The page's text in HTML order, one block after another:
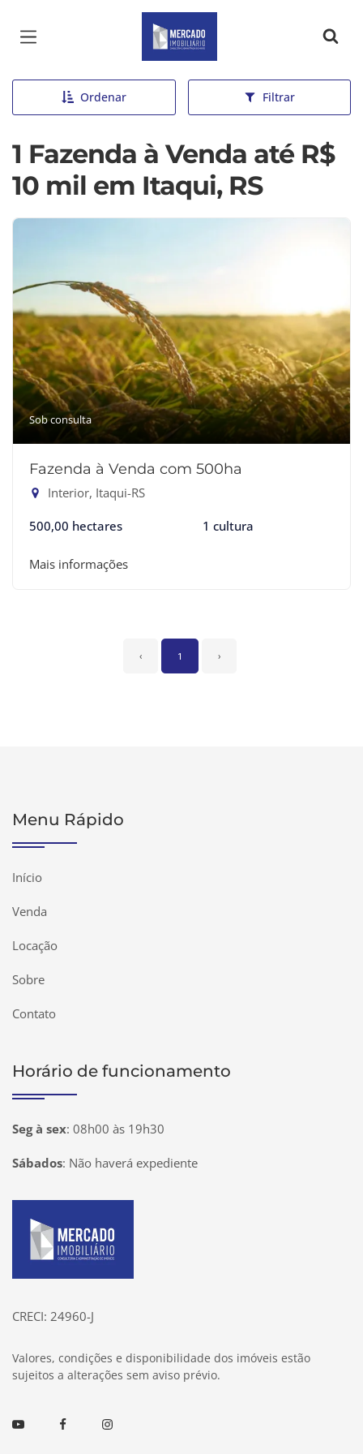
Página inicial
Ordenar Filtrar
1 Fazenda à Venda até R$
10 mil em Itaqui, RS
Sob consulta
Fazenda à Venda com 500ha
Interior, Itaqui-RS
500,00 hectares 1 cultura
Mais informações
‹ 1 ›
Menu Rápido
Início
Venda
Locação
Sobre
Contato
Horário de funcionamento
Seg à sex: 08h00 às 19h30
Sábados: Não haverá expediente
CRECI: 24960-J
Valores, condições e disponibilidade dos imóveis estão
sujeitos a alterações sem aviso prévio.
Youtube FacebookInstagram